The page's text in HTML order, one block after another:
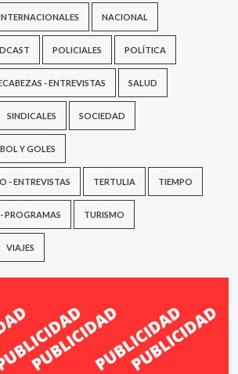
NACIONAL
POLICIALES POLÍTICA
- ENTREVISTAS SALUD
SINDICALES SOCIEDAD
Y GOLES
- ENTREVISTAS TERTULIA TIEMPO
PROGRAMAS TURISMO
VIAJES